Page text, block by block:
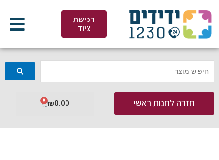
לתוכן
רכישת
ציוד
חזרה לחנות ראשי ₪0.00
0 עגלת